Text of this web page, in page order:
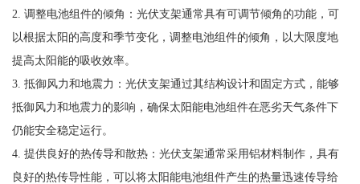
2. 调整电池组件的倾角：光伏支架通常具有可调节倾角的功能，可
以根据太阳的高度和季节变化，调整电池组件的倾角，以大限度地
提高太阳能的吸收效率。
3. 抵御风力和地震力：光伏支架通过其结构设计和固定方式，能够
抵御风力和地震力的影响，确保太阳能电池组件在恶劣天气条件下
仍能安全稳定运行。
4. 提供良好的热传导和散热：光伏支架通常采用铝材料制作，具有
良好的热传导性能，可以将太阳能电池组件产生的热量迅速传导给